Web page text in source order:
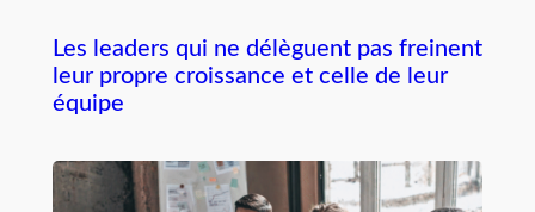
Les leaders qui ne délèguent pas freinent
leur propre croissance et celle de leur
équipe